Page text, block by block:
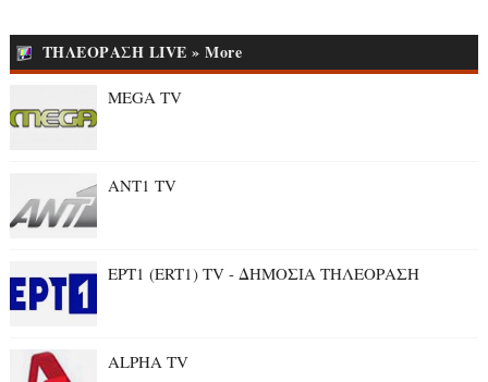
ΤΗΛΕΟΡΑΣΗ LIVE » More
MEGA TV
ANT1 TV
ΕΡΤ1 (ERT1) TV - ΔΗΜΟΣΙΑ ΤΗΛΕΟΡΑΣΗ
ALPHA TV